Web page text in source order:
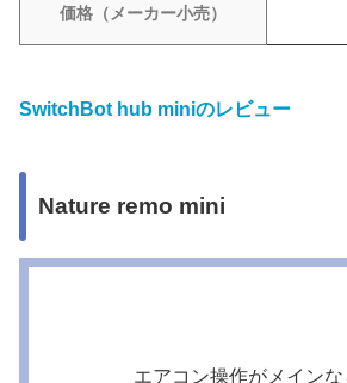
価格（メーカー小売）
SwitchBot hub miniのレビュー
Nature remo mini
エアコン操作がメインな